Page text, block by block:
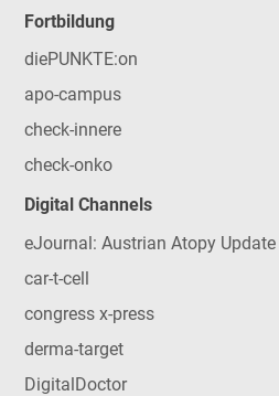
Fortbildung
diePUNKTE:on
apo-campus
check-innere
check-onko
Digital Channels
eJournal: Austrian Atopy Update
car-t-cell
congress x-press
derma-target
DigitalDoctor